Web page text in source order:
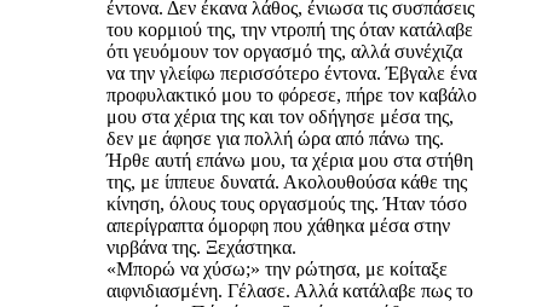
έντονα. Δεν έκανα λάθος, ένιωσα τις συσπάσεις
του κορμιού της, την ντροπή της όταν κατάλαβε
ότι γευόμουν τον οργασμό της, αλλά συνέχιζα
να την γλείφω περισσότερο έντονα. Έβγαλε ένα
προφυλακτικό μου το φόρεσε, πήρε τον καβάλο
μου στα χέρια της και τον οδήγησε μέσα της,
δεν με άφησε για πολλή ώρα από πάνω της.
Ήρθε αυτή επάνω μου, τα χέρια μου στα στήθη
της, με ίππευε δυνατά. Ακολουθούσα κάθε της
κίνηση, όλους τους οργασμούς της. Ήταν τόσο
απερίγραπτα όμορφη που χάθηκα μέσα στην
νιρβάνα της. Ξεχάστηκα.
«Μπορώ να χύσω;» την ρώτησα, με κοίταξε
αιφνιδιασμένη. Γέλασε. Αλλά κατάλαβε πως το